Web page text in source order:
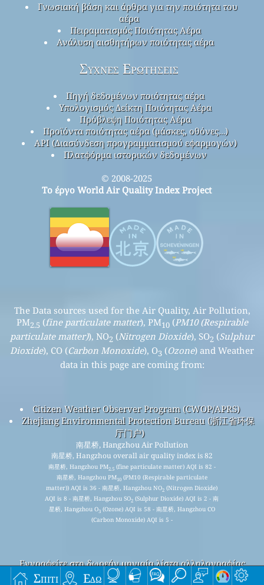
Σπίτι Εδώ
Γνωσιακή βάση και άρθρα για την ποιότητα του
αέρα
Πειραματισμός Ποιότητας Αέρα
Ανάλυση αισθητήρων ποιότητας αέρα
Συχνές Ερωτήσεις
Πηγή δεδομένων ποιότητας αέρα
Υπολογισμός Δείκτη Ποιότητας Αέρα
Πρόβλεψη Ποιότητας Αέρα
Προϊόντα ποιότητας αέρα (μάσκες, οθόνες…)
API (Διασύνδεση προγραμματισμού εφαρμογών)
Πλατφόρμα ιστορικών δεδομένων
© 2008-2025
Το έργο World Air Quality Index Project
The Data sources used for the Air Quality, Air Pollution,
PM2.5 (fine particulate matter), PM10(PM10 (Respirable
particulate matter)), NO2 (Nitrogen Dioxide), SO2 (Sulphur
Dioxide), CO (Carbon Monoxide), O3 (Ozone) and Weather
data in this page are coming from:
Citizen Weather Observer Program (CWOP/APRS)
Zhejiang Environmental Protection Bureau (浙江省环保
厅门户)
南星桥, Hangzhou Air Pollution
南星桥, Hangzhou overall air quality index is 82
南星桥, Hangzhou PM2.5(fine particulate matter) AQI is 82 -
南星桥, Hangzhou PM10(PM10 (Respirable particulate
matter)) AQI is 36 - 南星桥, Hangzhou NO2 (Nitrogen Dioxide)
AQI is 8 - 南星桥, Hangzhou SO2 (Sulphur Dioxide) AQI is 2 - 南
星桥, Hangzhou O3(Ozone) AQI is 58 - 南星桥, Hangzhou CO
(Carbon Monoxide) AQI is 5 -
Εγγραφείτε στη δωρεάν μηνιαία λίστα αλληλογραφίας
μας και λάβετε ειδοποίηση όταν είναι διαθέσιμα νέα